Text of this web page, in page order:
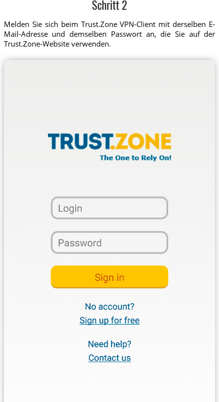
Schritt 2
Melden Sie sich beim Trust.Zone VPN-Client mit derselben E-
Mail-Adresse und demselben Passwort an, die Sie auf der
Trust.Zone-Website verwenden.